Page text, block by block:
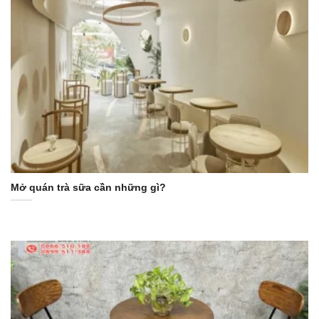
Mở quán trà sữa cần những gì?